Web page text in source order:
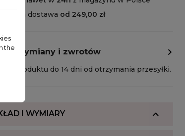
dostawa od 249,00 zł
wymiany i zwrotów
produktu do 14 dni od otrzymania przesyłki.
I WYMIARY
the